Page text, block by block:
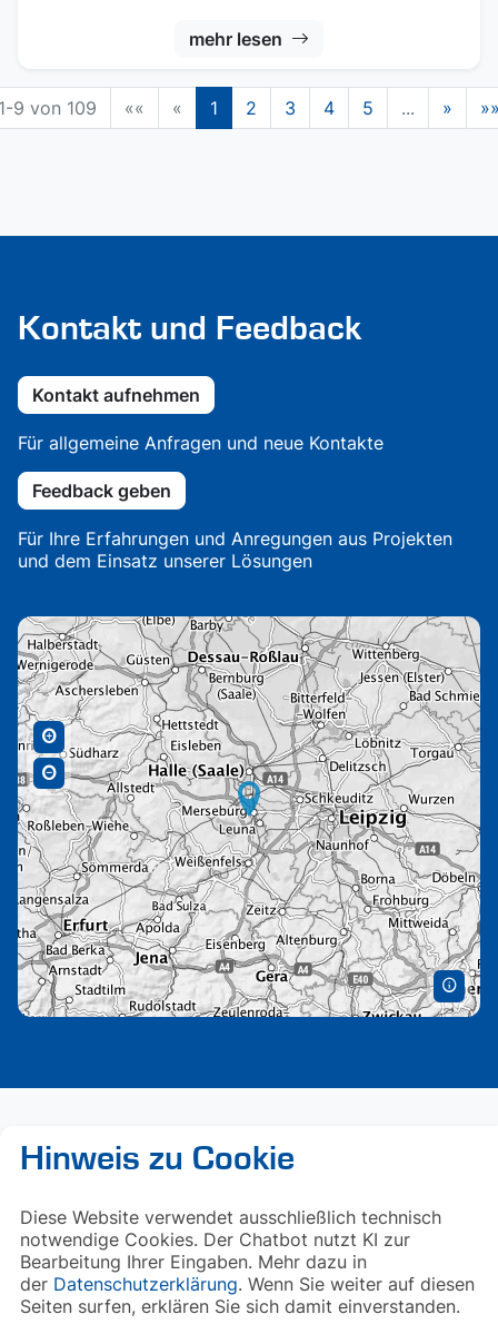
Hinweis zu Cookie
Diese Website verwendet ausschließlich technisch
notwendige Cookies. Der Chatbot nutzt KI zur
Bearbeitung Ihrer Eingaben. Mehr dazu in
der Datenschutzerklärung. Wenn Sie weiter auf diesen
Seiten surfen, erklären Sie sich damit einverstanden.
mehr lesen
9 von 109 «« « 1 2 3 4 5 ... »
Kontakt und Feedback
Kontakt aufnehmen
Für allgemeine Anfragen und neue Kontakte
Feedback geben
Für Ihre Erfahrungen und Anregungen aus Projekten
und dem Einsatz unserer Lösungen